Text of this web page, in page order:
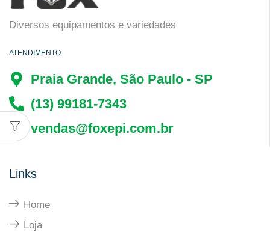
Diversos equipamentos e variedades
ATENDIMENTO
Praia Grande, São Paulo - SP
(13) 99181-7343
vendas@foxepi.com.br
Links
Home
Loja